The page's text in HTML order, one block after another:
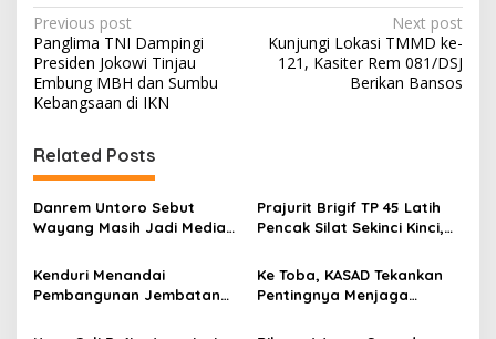
P
o
s
n
a
v
g
a
Previous post
Panglima TNI Dampingi
Presiden Jokowi Tinjau
Embung MBH dan Sumbu
Kebangsaan di IKN
Next post
Kunjungi Lokasi TMMD ke-
121, Kasiter Rem 081/DSJ
Berikan Bansos
Related Posts
Danrem Untoro Sebut
Wayang Masih Jadi Media
Kebangsaan
Prajurit Brigif TP 45 Latih
Pencak Silat Sekinci Kinci,
Budaya Lampung
Kenduri Menandai
Pembangunan Jembatan
Warga Sananwetan
Ke Toba, KASAD Tekankan
Pentingnya Menjaga
Mempererat Persaudaraan